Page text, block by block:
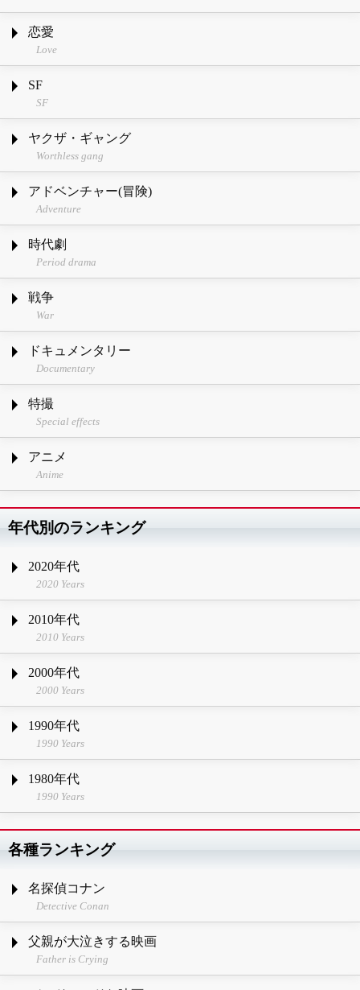
恋愛
Love
SF
SF
ヤクザ・ギャング
Worthless gang
アドベンチャー(冒険)
Adventure
時代劇
Period drama
戦争
War
ドキュメンタリー
Documentary
特撮
Special effects
アニメ
Anime
年代別のランキング
2020年代
2020 Years
2010年代
2010 Years
2000年代
2000 Years
1990年代
1990 Years
1980年代
1990 Years
各種ランキング
名探偵コナン
Detective Conan
父親が大泣きする映画
Father is Crying